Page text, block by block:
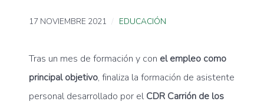
17 NOVIEMBRE 2021 EDUCACIÓN
Tras un mes de formación y con el empleo como
principal objetivo, finaliza la formación de asistente
personal desarrollado por el CDR Carrión de los